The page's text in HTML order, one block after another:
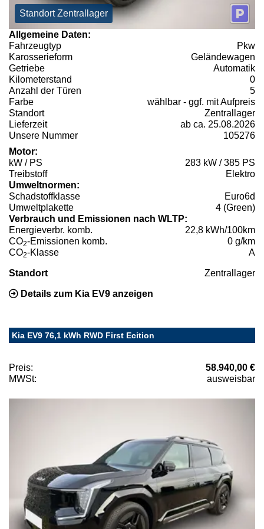
Standort Zentrallager
Allgemeine Daten:
Fahrzeugtyp
Pkw
Karosserieform
Geländewagen
Getriebe
Automatik
Kilometerstand
0
Anzahl der Türen
5
Farbe
wählbar - ggf. mit Aufpreis
Standort
Zentrallager
Lieferzeit
ab ca. 25.08.2026
Unsere Nummer
105276
Motor:
kW / PS
283 kW / 385 PS
Treibstoff
Elektro
Umweltnormen:
Schadstoffklasse
Euro6d
Umweltplakette
4 (Green)
Verbrauch und Emissionen nach WLTP:
Energieverbr. komb.
22,8 kWh/100km
CO2-Emissionen komb.
0 g/km
CO2-Klasse A
Standort Zentrallager
Details zum Kia EV9 anzeigen
Kia EV9 76,1 kWh RWD First Ecition
Preis:
58.940,00 €
MWSt:
ausweisbar